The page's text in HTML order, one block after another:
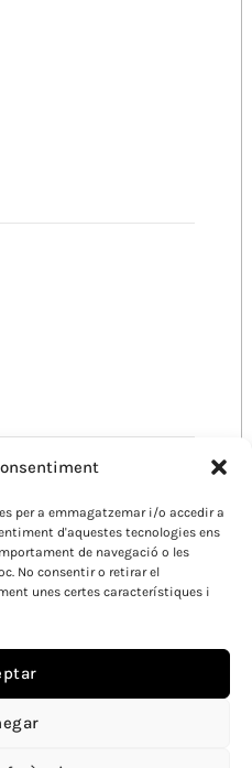
per a emmagatzemar i/o accedir a
d'aquestes tecnologies ens
de navegació o les
No consentir o retirar el
unes certes característiques i